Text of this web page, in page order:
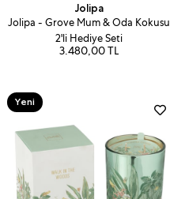
Jolipa
Jolipa - Grove Mum & Oda Kokusu
2'li Hediye Seti
3.480,00 TL
Yeni